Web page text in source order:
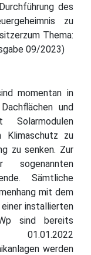
des
zu
Thema:
09/2023)
momentan in
und
Solarmodulen
Klimaschutz zu
zu senken. Zur
sogenannten
Sämtliche
mit dem
installierten
sind bereits
werden